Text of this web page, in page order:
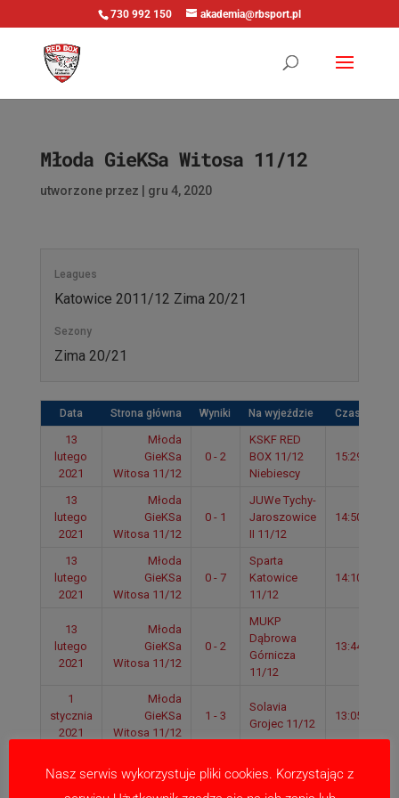
730 992 150 akademia@rbsport.pl
Młoda GieKSa Witosa 11/12
utworzone przez gru 4, 2020
Leagues
Katowice 2011/12 Zima 20/21
Sezony
Zima 20/21
Data Strona główna Wyniki Na wyjeździe Czas
13
lutego
2021
Młoda
GieKSa
Witosa 11/12
0 - 2
KSKF RED
BOX 11/12
Niebiescy
15:29
13
lutego
2021
Młoda
GieKSa
Witosa 11/12
0 - 1
JUWe Tychy-
Jaroszowice
II 11/12
14:50
13
lutego
2021
Młoda
GieKSa
Witosa 11/12
0 - 7
Sparta
Katowice
11/12
14:10
13
lutego
2021
Młoda
GieKSa
Witosa 11/12
0 - 2
MUKP
Dąbrowa
Górnicza
11/12
13:44
1
stycznia
2021
Młoda
GieKSa
Witosa 11/12
1 - 3
Solavia
Grojec 11/12
13:05
stycznia
2021
GieKSa
Witosa 11/12
1 - 6
Sosnowiec
11/12
12:39
Nasz serwis wykorzystuje pliki cookies. Korzystając z